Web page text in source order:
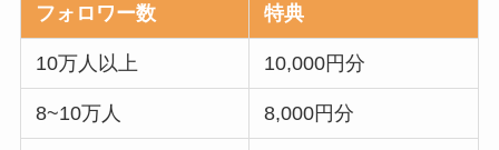
フォロワー数 特典
10万人以上 10,000円分
8~10万人 8,000円分